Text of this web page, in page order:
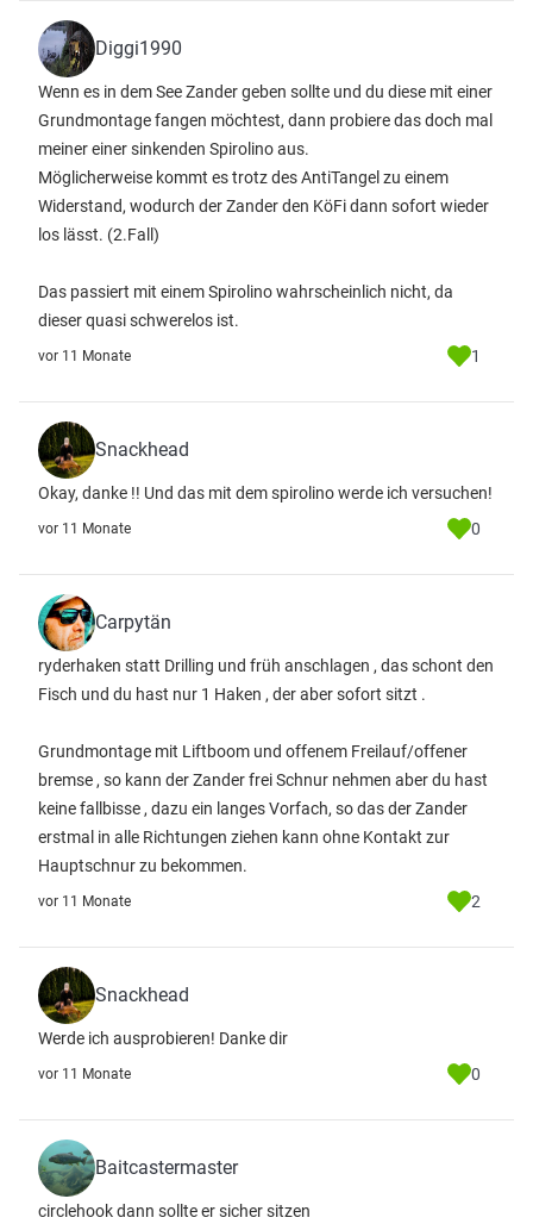
Diggi1990
Wenn es in dem See Zander geben sollte und du diese mit einer
Grundmontage fangen möchtest, dann probiere das doch mal
meiner einer sinkenden Spirolino aus.
Möglicherweise kommt es trotz des AntiTangel zu einem
Widerstand, wodurch der Zander den KöFi dann sofort wieder
los lässt. (2.Fall)
Das passiert mit einem Spirolino wahrscheinlich nicht, da
dieser quasi schwerelos ist.
vor 11 Monate 1
Snackhead
Okay, danke !! Und das mit dem spirolino werde ich versuchen!
vor 11 Monate 0
Carpytän
ryderhaken statt Drilling und früh anschlagen , das schont den
Fisch und du hast nur 1 Haken , der aber sofort sitzt .
Grundmontage mit Liftboom und offenem Freilauf/offener
bremse , so kann der Zander frei Schnur nehmen aber du hast
keine fallbisse , dazu ein langes Vorfach, so das der Zander
erstmal in alle Richtungen ziehen kann ohne Kontakt zur
Hauptschnur zu bekommen.
vor 11 Monate 2
Snackhead
Werde ich ausprobieren! Danke dir
vor 11 Monate 0
Baitcastermaster
circlehook dann sollte er sicher sitzen